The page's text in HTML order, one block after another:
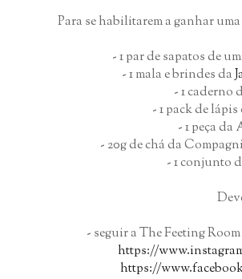
Para se habilitarem a ganhar
- 1 par de sapatos de
- 1 mala e brindes da
- 1 caderno
- 1 pack de lápis
- 1 peça da
- 20g de chá da
- 1 conjunto
- seguir a The Feeting
https://
https://